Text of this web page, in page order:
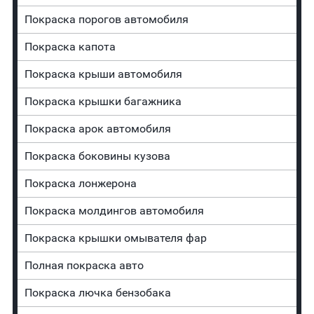
Покраска порогов автомобиля
Покраска капота
Покраска крыши автомобиля
Покраска крышки багажника
Покраска арок автомобиля
Покраска боковины кузова
Покраска лонжерона
Покраска молдингов автомобиля
Покраска крышки омывателя фар
Полная покраска авто
Покраска лючка бензобака